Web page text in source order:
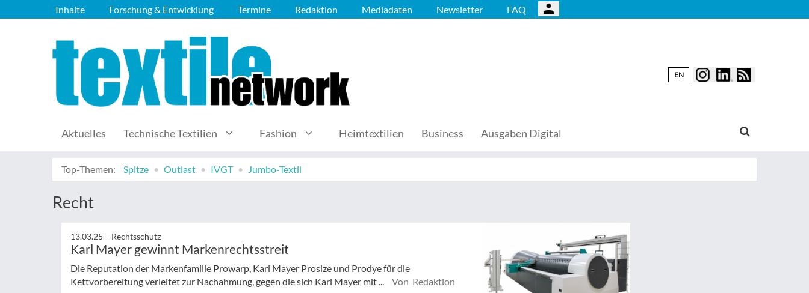
Inhalte Forschung & Entwicklung Termine Redaktion Mediadaten Newsletter FAQ
EN
Aktuelles Technische Textilien Fashion Heimtextilien Business Ausgaben Digital
Top-Themen: Spitze Outlast IVGT Jumbo-Textil
Recht
13.03.25 – Rechtsschutz
Karl Mayer gewinnt Markenrechtsstreit
Die Reputation der Markenfamilie Prowarp, Karl Mayer Prosize und Prodye für die
Kettvorbereitung verleitet zur Nachahmung, gegen die sich Karl Mayer mit ...
Von Redaktion